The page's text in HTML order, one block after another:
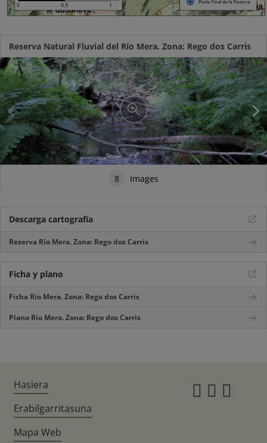
Reserva Natural Fluvial del Río Mera. Zona: Rego dos Carris
8 Images
Descarga cartografía
Reserva Río Mera. Zona: Rego dos Carris
Ficha y plano
Ficha Río Mera. Zona: Rego dos Carris
Plano Río Mera. Zona: Rego dos Carris
Hasiera
Erabilgarritasuna
Mapa Web